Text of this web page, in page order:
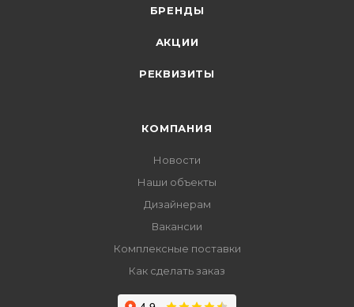
БРЕНДЫ
АКЦИИ
РЕКВИЗИТЫ
КОМПАНИЯ
Новости
Наши объекты
Дизайнерам
Вакансии
Комплексные поставки
Как сделать заказ